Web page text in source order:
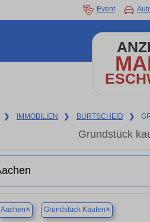
Event
❯ IMMOBILIEN ❯ BURTSCHEID ❯
Grundstück
Aachen× Grundstück Kaufen×